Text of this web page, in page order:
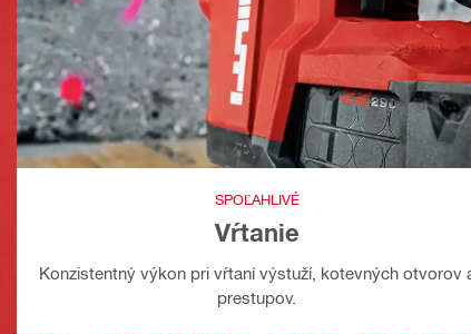
SPOĽAHLIVÉ
Vŕtanie
Konzistentný výkon pri vŕtaní výstuží, kotevných otvorov
prestupov.